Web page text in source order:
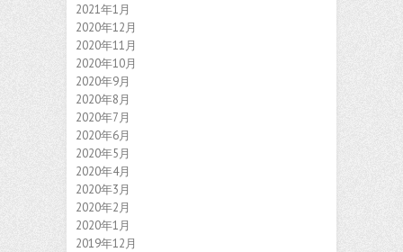
2021年1月
2020年12月
2020年11月
2020年10月
2020年9月
2020年8月
2020年7月
2020年6月
2020年5月
2020年4月
2020年3月
2020年2月
2020年1月
2019年12月